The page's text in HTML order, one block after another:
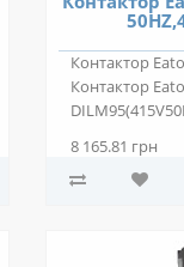
Контактор
Контактор
8 165.81 грн